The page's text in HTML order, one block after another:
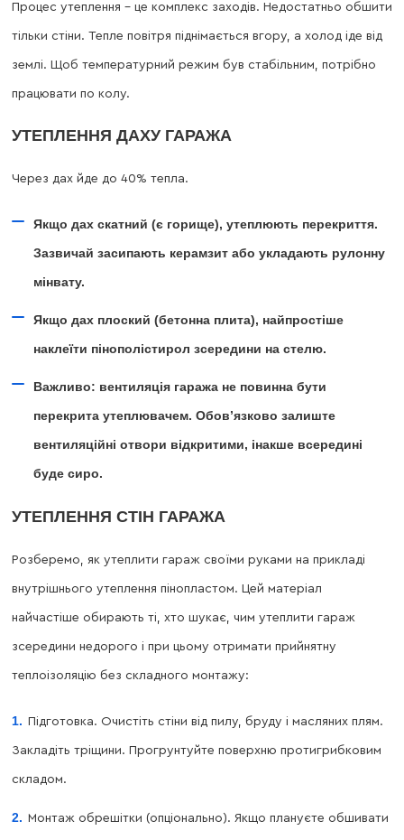
Процес утеплення – це комплекс заходів. Недостатньо обшити
тільки стіни. Тепле повітря піднімається вгору, а холод іде від
землі. Щоб температурний режим був стабільним, потрібно
працювати по колу.
УТЕПЛЕННЯ ДАХУ ГАРАЖА
Через дах йде до 40% тепла.
Якщо дах скатний (є горище), утеплюють перекриття.
Зазвичай засипають керамзит або укладають рулонну
мінвату.
Якщо дах плоский (бетонна плита), найпростіше
наклеїти пінополістирол зсередини на стелю.
Важливо: вентиляція гаража не повинна бути
перекрита утеплювачем. Обов’язково залиште
вентиляційні отвори відкритими, інакше всередині
буде сиро.
УТЕПЛЕННЯ СТІН ГАРАЖА
Розберемо, як утеплити гараж своїми руками на прикладі
внутрішнього утеплення пінопластом. Цей матеріал
найчастіше обирають ті, хто шукає, чим утеплити гараж
зсередини недорого і при цьому отримати прийнятну
теплоізоляцію без складного монтажу:
Підготовка. Очистіть стіни від пилу, бруду і масляних плям.
Закладіть тріщини. Прогрунтуйте поверхню протигрибковим
складом.
Монтаж обрешітки (опціонально). Якщо плануєте обшивати